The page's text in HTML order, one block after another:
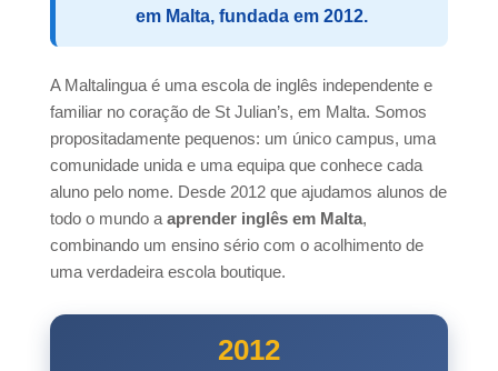
em Malta, fundada em 2012.
A Maltalingua é uma escola de inglês independente e
familiar no coração de St Julian’s, em Malta. Somos
propositadamente pequenos: um único campus, uma
comunidade unida e uma equipa que conhece cada
aluno pelo nome. Desde 2012 que ajudamos alunos de
todo o mundo aaprender inglês em Malta,
combinando um ensino sério com o acolhimento de
uma verdadeira escola boutique.
2012